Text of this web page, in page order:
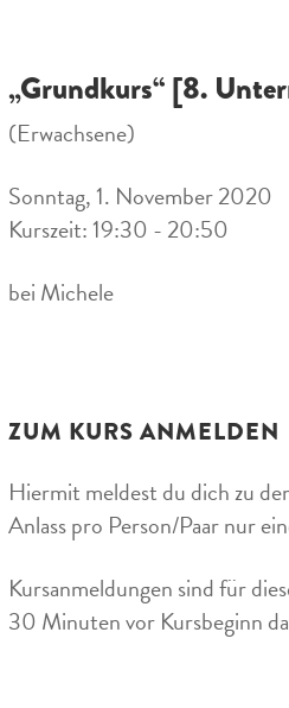
„Grundkurs“ [8.
(Erwachsene)
Sonntag, 1. November 2020
Kurszeit: 19:30 - 20:50
bei Michele
ZUM KURS ANMELDEN
Hiermit meldest du dich zu
Anlass pro Person/Paar nur
Kursanmeldungen sind für
30 Minuten vor Kursbeginn